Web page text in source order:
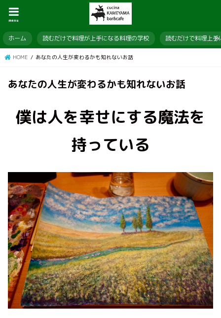
menu
ホーム 読むだけで料理が上手になる料理の学校 読むだけで料理上
HOME あなたの人生が変わるかも知れないお話
あなたの人生が変わるかも知れないお話
僕は人を幸せにする魔法を
持っている